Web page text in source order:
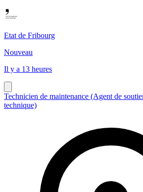
Etat de Fribourg
Nouveau
Il y a 13 heures
Technicien de maintenance (Agent de
technique)